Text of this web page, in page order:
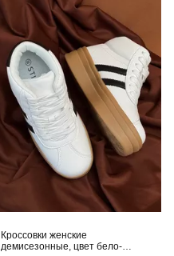
Кроссовки женские
демисезонные, цвет бело-